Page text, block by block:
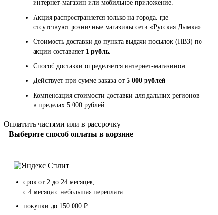
интернет-магазин или мобильное приложение.
Акция распространяется только на города, где
отсутствуют розничные магазины сети «Русская Дымка».
Стоимость доставки до пункта выдачи посылок (ПВЗ) по
акции составляет 1 рубль.
Способ доставки определяется интернет-магазином.
Действует при сумме заказа от 5 000 рублей
Компенсация стоимости доставки для дальних регионов
в пределах 5 000 рублей.
Оплатить частями или в рассрочку
Выберите способ оплаты в корзине
срок от 2 до 24 месяцев,
с 4 месяца с небольшая переплата
покупки до 150 000 ₽